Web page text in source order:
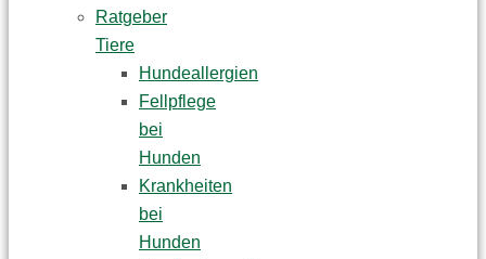
Ratgeber
Tiere
Hundeallergien
Fellpflege
bei
Hunden
Krankheiten
bei
Hunden